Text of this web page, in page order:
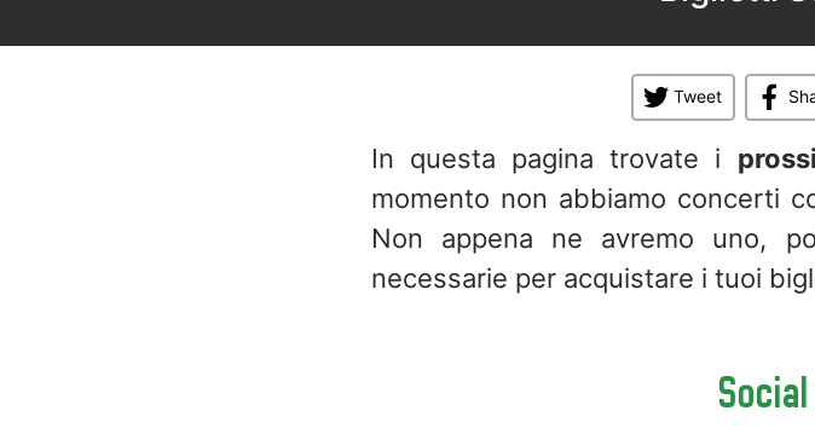
Tweet
In questa pagina trovate i
momento non abbiamo concerti
Non appena ne avremo uno,
necessarie per acquistare i tuoi